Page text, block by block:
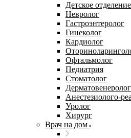
Детское отделение
Невролог
Гастроэнтеролог
Гинеколог
Кардиолог
Офтальмолог
Педиатрия
Стоматолог
Дерматовенеролог
Анестезиолого-
Уролог
Хирург
Врач на дом